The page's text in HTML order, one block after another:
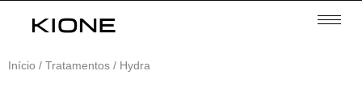
Início / Tratamentos / Hydra